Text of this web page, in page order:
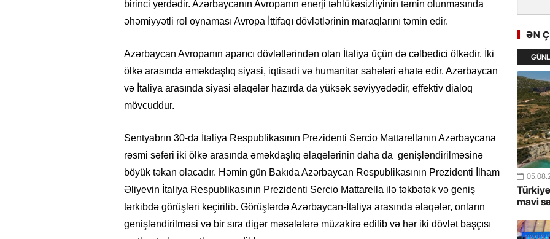
birinci yerdədir. Azərbaycanın Avropanın enerji təhlükəsizliyinin təmin olunmasında
əhəmiyyətli rol oynaması Avropa İttifaqı dövlətlərinin maraqlarını təmin edir.
Azərbaycan Avropanın aparıcı dövlətlərindən olan İtaliya üçün də cəlbedici ölkədir. İki
ölkə arasında əməkdaşlıq siyasi, iqtisadi və humanitar sahələri əhatə edir. Azərbaycan
və İtaliya arasında siyasi əlaqələr hazırda da yüksək səviyyədədir, effektiv dialoq
mövcuddur.
Sentyabrın 30-da İtaliya Respublikasının Prezidenti Sercio Mattarellanın Azərbaycana
rəsmi səfəri iki ölkə arasında əməkdaşlıq əlaqələrinin daha da genişləndirilməsinə
böyük təkan olacadır. Həmin gün Bakıda Azərbaycan Respublikasının Prezidenti İlham
Əliyevin İtaliya Respublikasının Prezidenti Sercio Mattarella ilə təkbətək və geniş
tərkibdə görüşləri keçirilib. Görüşlərdə Azərbaycan-İtaliya arasında əlaqələr, onların
genişləndirilməsi və bir sıra digər məsələlərə müzakirə edilib və hər iki dövlət başçısı
Awards
-
Türkiyə
“İlham
YAP
Günü
ƏN
mavi